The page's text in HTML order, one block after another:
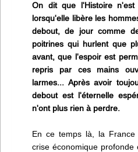
On dit que l'Histoire
lorsqu'elle libère les
debout, de jour comme
poitrines qui hurlent que
avant, que l'espoir est
repris par ces mains
larmes... Après avoir
debout est l'éternelle
n'ont plus rien à perdre.
En ce temps là, la
crise économique